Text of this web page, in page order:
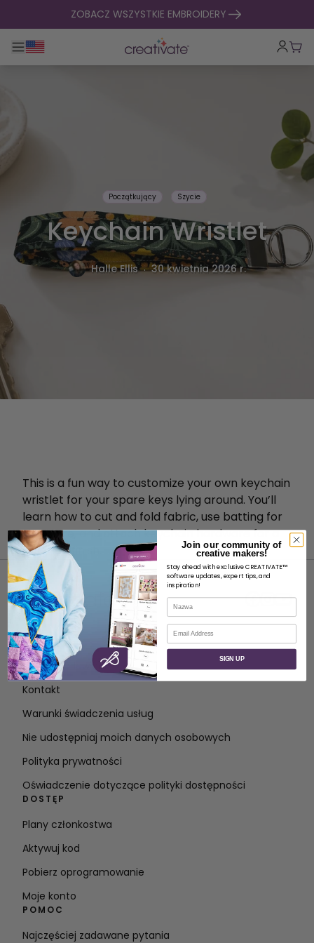
Przejdź do treściZOBACZ WSZYSTKIE EMBROIDERY
Przełącz główną nawigację
Początkujący Szycie
Keychain Wristlet
Halle Ellis . 30 kwietnia 2026 r.
This is a fun way to customize your own keychain
wristlet for your spare keys lying around. You’ll
learn how to cut and fold fabric, use batting for
structure, and attach keychain hardware for a
polished finish.
O
O SVP Worldwide
Kontakt
Warunki świadczenia usług
Nie udostępniaj moich danych osobowych
Polityka prywatności
Oświadczenie dotyczące polityki dostępności
DOSTĘP
Plany członkostwa
Aktywuj kod
Pobierz oprogramowanie
Moje konto
POMOC
Najczęściej zadawane pytania
Join our community of
creative makers!
Stay ahead with exclusive CREATIVATE™
software updates, expert tips, and
inspiration!
Nazwa
E-mail
SIGN UP